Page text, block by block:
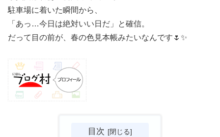
駐車場に着いた瞬間から、
「あっ…今日は絶対いい日だ」と確信。
だって目の前が、春の色見本帳みたいなんです🌷✨
目次